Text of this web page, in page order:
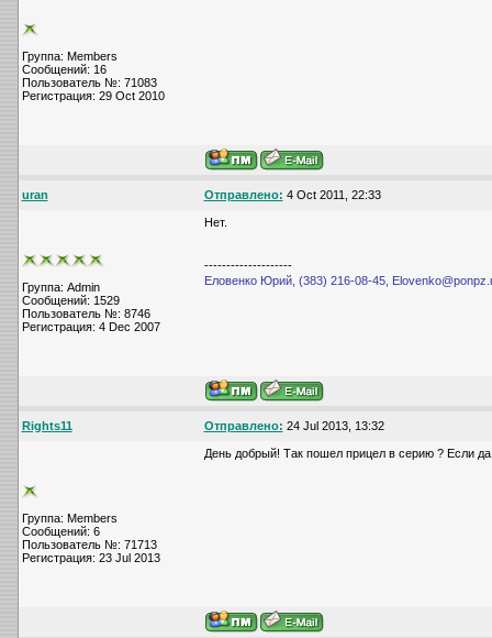
Группа: Members
Сообщений: 16
Пользователь №: 71083
Регистрация: 29 Oct 2010
uran Отправлено: 4 Oct 2011, 22:33
Группа: Admin
Сообщений: 1529
Пользователь №: 8746
Регистрация: 4 Dec 2007
Нет.
--------------------
Еловенко Юрий, (383) 216-08-45,
Rights11 Отправлено: 24 Jul 2013, 13:32
Группа: Members
Сообщений: 6
Пользователь №: 71713
Регистрация: 23 Jul 2013
День добрый! Так пошел прицел в серию ? Если